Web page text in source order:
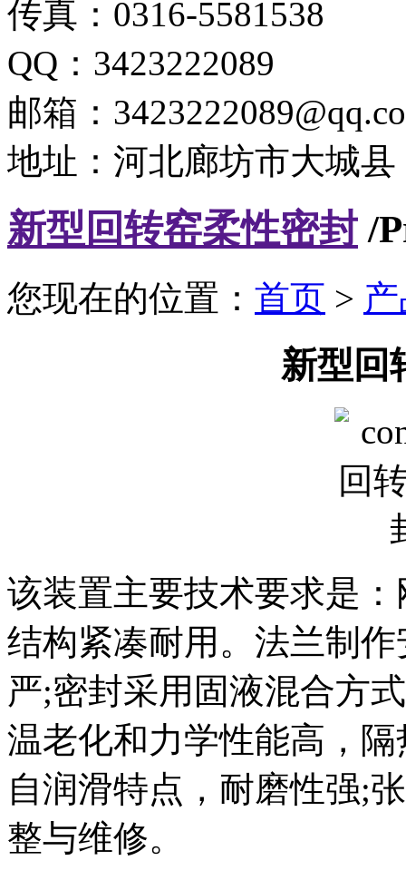
传真：0316-5581538
QQ：3423222089
邮箱：
地址：河北廊坊市大城县
新型回转窑柔性密封 /
您现在的位置： 首页 >
新型回
该装置主要技术要求是
结构紧凑耐用。法兰制
严;密封采用固液混合方
温老化和力学性能高，
自润滑特点，耐磨性强;
整与维修。